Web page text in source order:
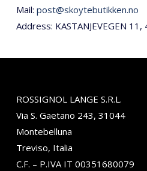
Mail: post@skoytebutikken.no
Address: KASTANJEVEGEN
ROSSIGNOL LANGE S.R.L.
Via S. Gaetano 243, 31044
Montebelluna
Treviso, Italia
C.F. – P.IVA IT 00351680079